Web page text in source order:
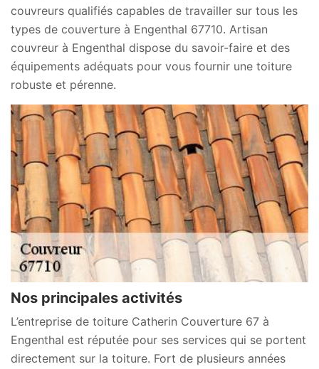
couvreurs qualifiés capables de travailler sur tous les
types de couverture à Engenthal 67710. Artisan
couvreur à Engenthal dispose du savoir-faire et des
équipements adéquats pour vous fournir une toiture
robuste et pérenne.
Nos principales activités
L’entreprise de toiture Catherin Couverture 67 à
Engenthal est réputée pour ses services qui se portent
directement sur la toiture. Fort de plusieurs années